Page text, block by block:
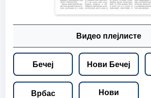
Видео плејлисте
Бечеј Нови Бечеј
Врбас
Нови